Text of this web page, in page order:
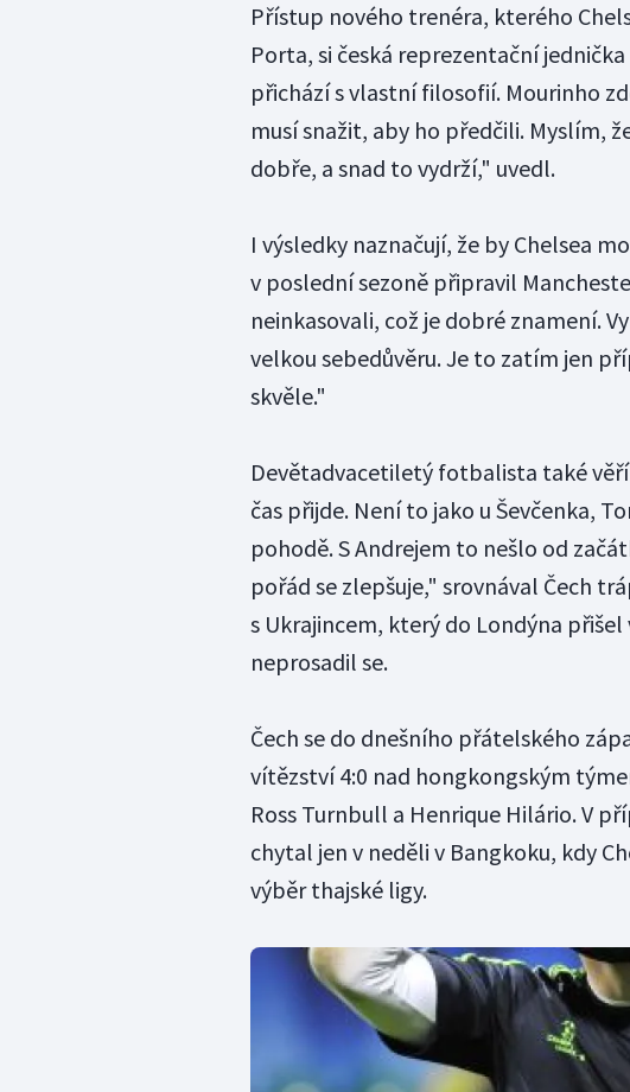
Přístup nového trenéra, kterého
Porta, si česká reprezentační
přichází s vlastní filosofií. Mourinho
musí snažit, aby ho předčili. Myslím,
dobře, a snad to vydrží," uvedl.
I výsledky naznačují, že by Chelsea
v poslední sezoně připravil
neinkasovali, což je dobré znamení.
velkou sebedůvěru. Je to zatím jen
skvěle."
Devětadvacetiletý fotbalista také
čas přijde. Není to jako u Ševčenka,
pohodě. S Andrejem to nešlo od
pořád se zlepšuje," srovnával Čech
s Ukrajincem, který do Londýna
neprosadil se.
Čech se do dnešního přátelského
vítězství 4:0 nad hongkongským
Ross Turnbull a Henrique Hilário. V
chytal jen v neděli v Bangkoku, kdy
výběr thajské ligy.